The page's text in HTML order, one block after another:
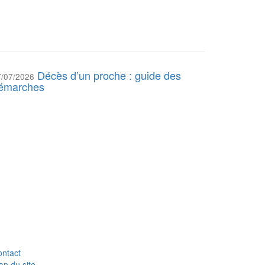
07/2026 Décès d’un proche : guide des